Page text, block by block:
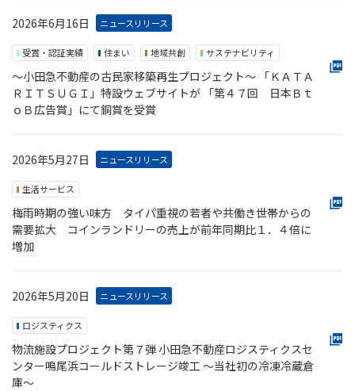
2026年6月16日 ニュースリリース
受賞・認証実績 住まい 地域共創 サステナビリティ
～小田急不動産の古民家移築再生プロジェクト～ 「ＫＡＴＡ
ＲＩＴＳＵＧＩ」特設ウェブサイトが 「第４７回 日本Ｂｔ
ｏＢ広告賞」にて銅賞を受賞
2026年5月27日 ニュースリリース
生活サービス
梅雨時期の強い味方 タイパ重視の若者や共働き世帯からの
需要拡大 コインランドリーの売上が前年同期比１．４倍に
増加
2026年5月20日 ニュースリリース
ロジスティクス
物流施設プロジェクト第７弾 小田急不動産ロジスティクスセ
ンター鳴尾浜コールドストレージ竣工 ～当社初の冷凍冷蔵倉
庫～